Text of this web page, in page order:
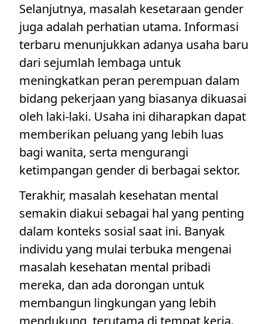
Selanjutnya, masalah kesetaraan gender
juga adalah perhatian utama. Informasi
terbaru menunjukkan adanya usaha baru
dari sejumlah lembaga untuk
meningkatkan peran perempuan dalam
bidang pekerjaan yang biasanya dikuasai
oleh laki-laki. Usaha ini diharapkan dapat
memberikan peluang yang lebih luas
bagi wanita, serta mengurangi
ketimpangan gender di berbagai sektor.
Terakhir, masalah kesehatan mental
semakin diakui sebagai hal yang penting
dalam konteks sosial saat ini. Banyak
individu yang mulai terbuka mengenai
masalah kesehatan mental pribadi
mereka, dan ada dorongan untuk
membangun lingkungan yang lebih
mendukung, terutama di tempat kerja.